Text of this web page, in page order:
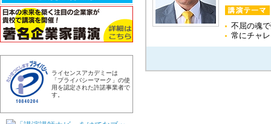
ライセンスアカデミーは
「プライバシーマーク」の使
用を認定された許諾事業者で
す。
不屈の魂
常にチャ